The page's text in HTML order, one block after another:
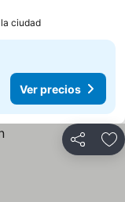
ciudad
Ver precios
Compartir